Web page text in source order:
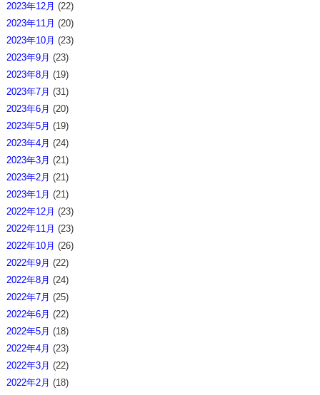
2023年12月 (22)
2023年11月 (20)
2023年10月 (23)
2023年9月 (23)
2023年8月 (19)
2023年7月 (31)
2023年6月 (20)
2023年5月 (19)
2023年4月 (24)
2023年3月 (21)
2023年2月 (21)
2023年1月 (21)
2022年12月 (23)
2022年11月 (23)
2022年10月 (26)
2022年9月 (22)
2022年8月 (24)
2022年7月 (25)
2022年6月 (22)
2022年5月 (18)
2022年4月 (23)
2022年3月 (22)
2022年2月 (18)